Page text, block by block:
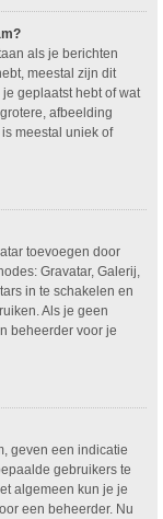
als je berichten
meestal zijn dit
geplaatst hebt of wat
afbeelding
meestal uniek of
toevoegen door
Gravatar, Galerij,
in te schakelen en
Als je geen
beheerder voor je
geven een indicatie
gebruikers te
algemeen kun je je
een beheerder. Nu